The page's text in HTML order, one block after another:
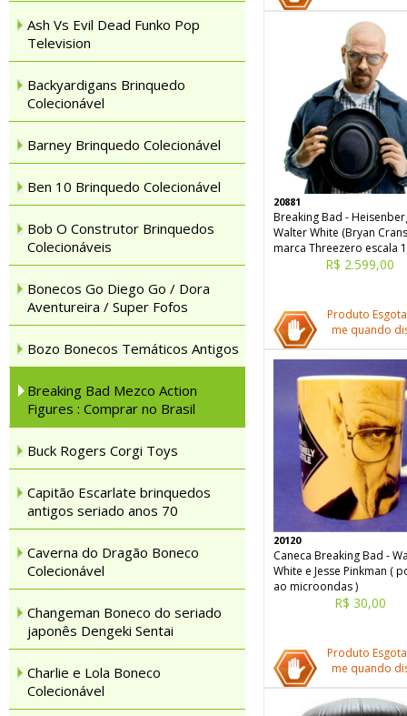
Ash Vs Evil Dead Funko Pop
Television
Backyardigans Brinquedo
Colecionável
Barney Brinquedo Colecionável
Ben 10 Brinquedo Colecionável
Bob O Construtor Brinquedos
Colecionáveis
Bonecos Go Diego Go / Dora
Aventureira / Super Fofos
Bozo Bonecos Temáticos Antigos
Breaking Bad Mezco Action
Figures : Comprar no Brasil
Buck Rogers Corgi Toys
Capitão Escarlate brinquedos
antigos seriado anos 70
Caverna do Dragão Boneco
Colecionável
Changeman Boneco do seriado
japonês Dengeki Sentai
Charlie e Lola Boneco
Colecionável
20881
Breaking Bad -
Walter White (Bryan
marca Threezero escala
R$ 2.599,00
Produto
me quando
20120
Caneca Breaking Bad -
White e Jesse Pinkman (
ao microondas )
R$ 30,00
Produto
me quando